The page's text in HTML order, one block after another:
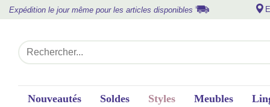
Expédition le jour même pour les articles disponibles
Nouveautés Soldes Styles Meubles